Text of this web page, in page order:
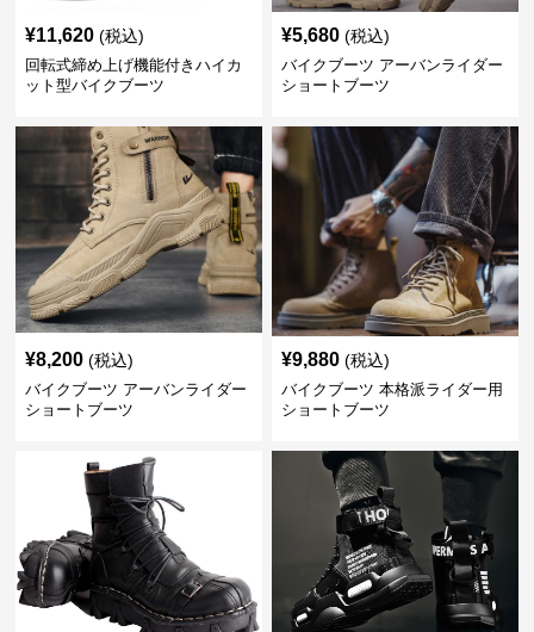
¥11,620 (税込)
回転式締め上げ機能付きハイカ
ット型バイクブーツ
¥5,680 (税込)
バイクブーツ アーバンライダー
ショートブーツ
¥8,200 (税込)
バイクブーツ アーバンライダー
ショートブーツ
¥9,880 (税込)
バイクブーツ 本格派ライダー用
ショートブーツ